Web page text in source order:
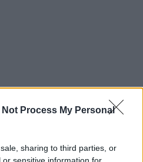
Not Process My Personal
sharing to third parties, or
0